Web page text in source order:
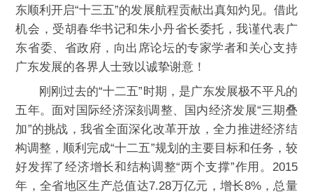
东顺利开启“十三五”的发展航程贡献出真知灼见。借此
机会，受胡春华书记和朱小丹省长委托，我谨代表广
东省委、省政府，向出席论坛的专家学者和关心支持
广东发展的各界人士致以诚挚谢意！
刚刚过去的“十二五”时期，是广东发展极不平凡的
五年。面对国际经济深刻调整、国内经济发展“三期叠
加”的挑战，我省全面深化改革开放，全力推进经济结
构调整，顺利完成“十二五”规划的主要目标和任务，较
好发挥了经济增长和结构调整“两个支撑”作用。2015
年，全省地区生产总值达7.28万亿元，增长8%，总量